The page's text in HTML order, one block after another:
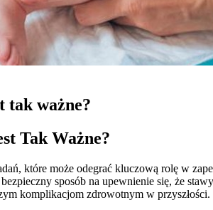
tak ważne?
Tak Ważne?
które może odegrać kluczową rolę w
sposób na upewnienie się, że
komplikacjom zdrowotnym w